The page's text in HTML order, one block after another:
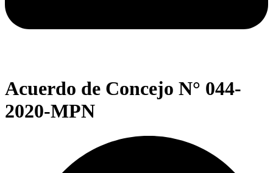
Acuerdo de Concejo N° 044-
2020-MPN